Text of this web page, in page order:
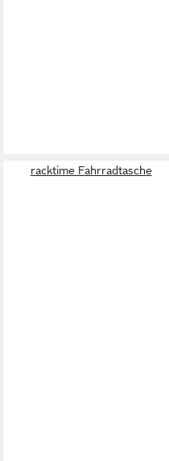
racktime Fahrradtasche